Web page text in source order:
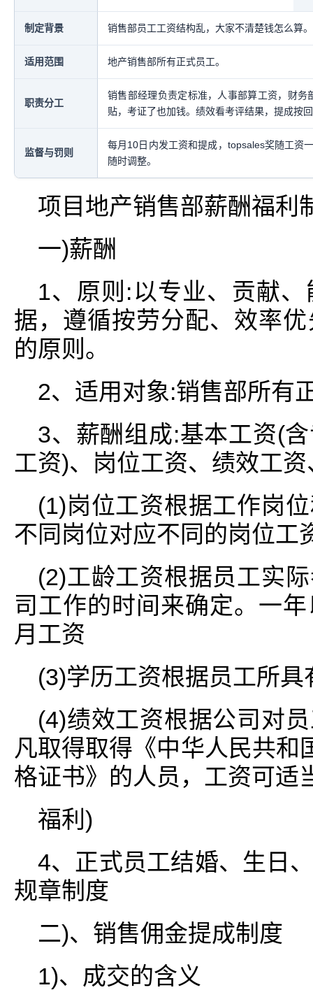
制定背景 销售部员工工资结构乱，大家不清楚钱怎么算
适用范围 地产销售部所有正式员工。
职责分工
销售部经理负责定标准，人事部算工资，财
贴，考证了也加钱。绩效看考评结果，提成按
监督与罚则
每月10日内发工资和提成，topsales奖随工资
随时调整。
项目地产销售部薪酬福利
一)薪酬
1、原则:以专业、贡献
据，遵循按劳分配、效率
的原则。
2、适用对象:销售部所有
3、薪酬组成:基本工资(
工资)、岗位工资、绩效工
(1)岗位工资根据工作岗
不同岗位对应不同的岗位工
(2)工龄工资根据员工实
司工作的时间来确定。一
月工资
(3)学历工资根据员工所
(4)绩效工资根据公司对
凡取得取得《中华人民共和
格证书》的人员，工资可适
福利)
4、正式员工结婚、生日
规章制度
二)、销售佣金提成制度
1)、成交的含义